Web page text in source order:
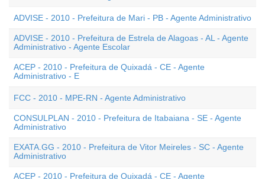
ADVISE - 2010 - Prefeitura de Mari - PB - Agente Administrativo
ADVISE - 2010 - Prefeitura de Estrela de Alagoas - AL - Agente
Administrativo - Agente Escolar
ACEP - 2010 - Prefeitura de Quixadá - CE - Agente
Administrativo - E
FCC - 2010 - MPE-RN - Agente Administrativo
CONSULPLAN - 2010 - Prefeitura de Itabaiana - SE - Agente
Administrativo
EXATA.GG - 2010 - Prefeitura de Vitor Meireles - SC - Agente
Administrativo
ACEP - 2010 - Prefeitura de Quixadá - CE - Agente